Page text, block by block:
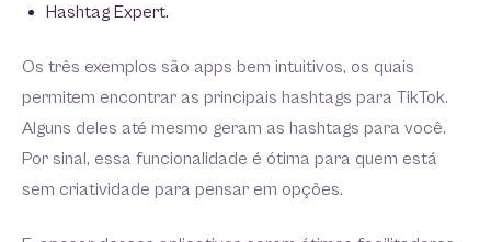
Hashtag Expert.
Os três exemplos são apps bem intuitivos, os quais
permitem encontrar as principais hashtags para TikTok.
Alguns deles até mesmo geram as hashtags para você.
Por sinal, essa funcionalidade é ótima para quem está
sem criatividade para pensar em opções.